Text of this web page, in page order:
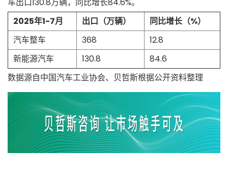
2025年1-7月
出口（万辆）
同比增长（%）
汽车整车
368
12.8
新能源汽车
130.8
84.6
数据源自中国汽车工业协会、贝哲斯根据公开资料整理